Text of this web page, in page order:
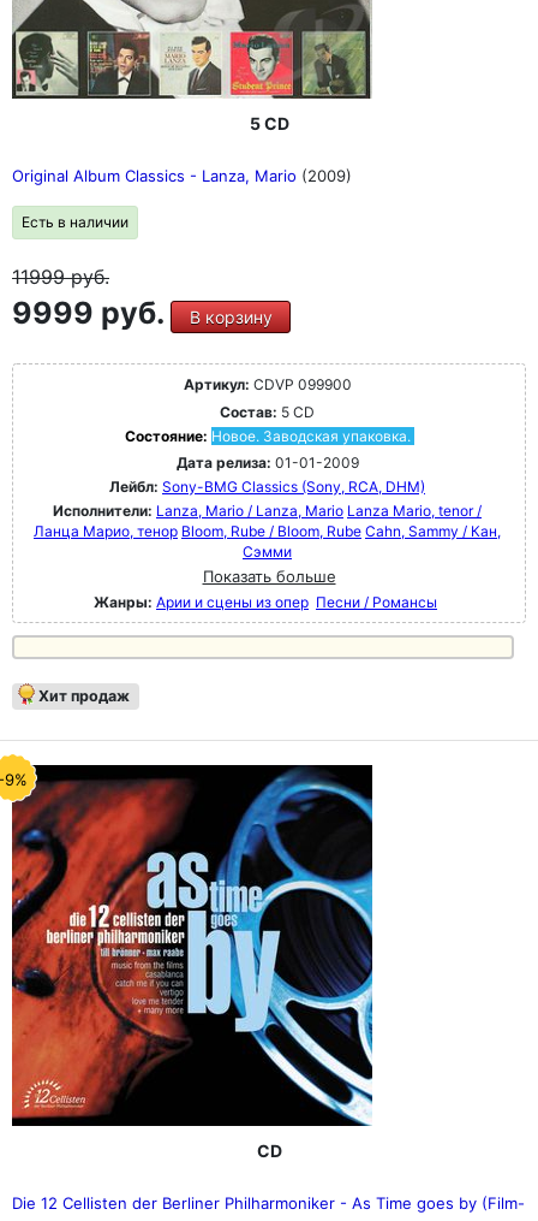
5 CD
Original Album Classics - Lanza, Mario (2009)
Есть в наличии
11999руб.
9999 руб. В корзину
Артикул: CDVP 099900
Состав: 5 CD
Состояние: Новое. Заводская упаковка.
Дата релиза: 01-01-2009
Лейбл: Sony-BMG Classics (Sony, RCA, DHM)
Исполнители: Lanza, Mario / Lanza, Mario Lanza Mario, tenor /
Ланца Марио, тенор Bloom, Rube / Bloom, Rube Cahn, Sammy / Кан,
Сэмми
Показать больше
Жанры: Арии и сцены из опер Песни / Романсы
Хит продаж
9%
CD
Die 12 Cellisten der Berliner Philharmoniker - As Time goes by (Film-